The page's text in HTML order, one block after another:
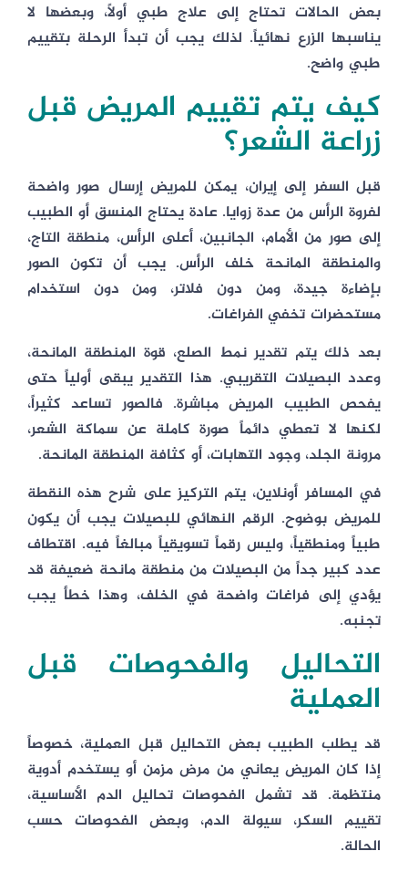
بعض الحالات تحتاج إلى علاج طبي أولاً، وبعضها لا
يناسبها الزرع نهائياً. لذلك يجب أن تبدأ الرحلة بتقييم
طبي واضح.
كيف يتم تقييم المريض قبل
زراعة الشعر؟
قبل السفر إلى إيران، يمكن للمريض إرسال صور واضحة
لفروة الرأس من عدة زوايا. عادة يحتاج المنسق أو الطبيب
إلى صور من الأمام، الجانبين، أعلى الرأس، منطقة التاج،
والمنطقة المانحة خلف الرأس. يجب أن تكون الصور
بإضاءة جيدة، ومن دون فلاتر، ومن دون استخدام
مستحضرات تخفي الفراغات.
بعد ذلك يتم تقدير نمط الصلع، قوة المنطقة المانحة،
وعدد البصيلات التقريبي. هذا التقدير يبقى أولياً حتى
يفحص الطبيب المريض مباشرة. فالصور تساعد كثيراً،
لكنها لا تعطي دائماً صورة كاملة عن سماكة الشعر،
مرونة الجلد، وجود التهابات، أو كثافة المنطقة المانحة.
في المسافر أونلاين، يتم التركيز على شرح هذه النقطة
للمريض بوضوح. الرقم النهائي للبصيلات يجب أن يكون
طبياً ومنطقياً، وليس رقماً تسويقياً مبالغاً فيه. اقتطاف
عدد كبير جداً من البصيلات من منطقة مانحة ضعيفة قد
يؤدي إلى فراغات واضحة في الخلف، وهذا خطأ يجب
تجنبه.
التحاليل والفحوصات قبل
العملية
قد يطلب الطبيب بعض التحاليل قبل العملية، خصوصاً
إذا كان المريض يعاني من مرض مزمن أو يستخدم أدوية
منتظمة. قد تشمل الفحوصات تحاليل الدم الأساسية،
تقييم السكر، سيولة الدم، وبعض الفحوصات حسب
الحالة.